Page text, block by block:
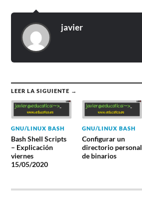
javier
LEER LA SIGUIENTE →
GNU/LINUX BASH
Bash Shell Scripts
– Explicación
viernes
15/05/2020
GNU/LINUX BASH
Configurar un
directorio personal
de binarios